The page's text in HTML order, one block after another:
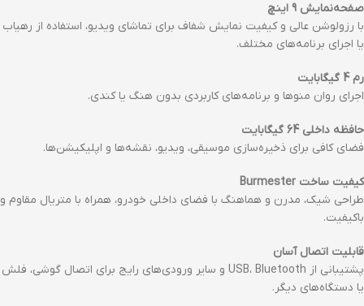
صفحه‌نمایش 9 اینچ
با رزولوشن عالی و کیفیت نمایش شفاف برای تماشای ویدیو، استفاده از رهیاب
یا اجرای برنامه‌های مختلف.
رم 4 گیگابایت
اجرای روان منوها و برنامه‌های کاربردی بدون هنگ یا کندی.
حافظه داخلی 64 گیگابایت
فضای کافی برای ذخیره‌سازی موسیقی، ویدیو، نقشه‌ها و اپلیکیشن‌ها.
کیفیت ساخت Burmester
طراحی شیک، مدرن و هماهنگ با فضای داخلی خودرو، همراه با متریال مقاوم و
باکیفیت.
قابلیت اتصال آسان
پشتیبانی از USB، Bluetooth و سایر ورودی‌های رایج برای اتصال گوشی، فلش
یا دستگاه‌های دیگر.